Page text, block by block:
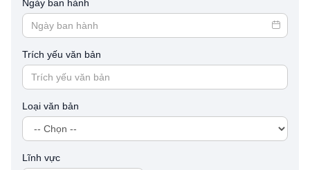
Ngày ban hành
Trích yếu văn bản
Loại văn bản
Lĩnh vực